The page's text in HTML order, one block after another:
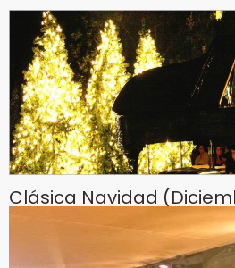
Clásica Navidad